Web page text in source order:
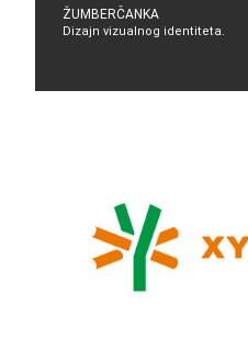
ŽUMBERČANKA
Dizajn vizualnog identiteta.